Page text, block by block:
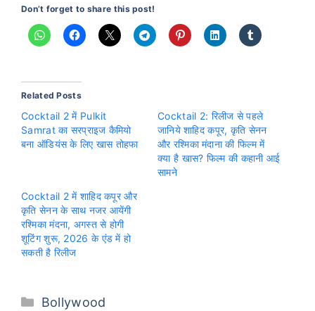
Don’t forget to share this post!
Related Posts
Cocktail 2 में Pulkit
Samrat का सरप्राइज कैमियो
बना ऑडियंस के लिए खास तोहफा
Cocktail 2: रिलीज से पहले
जानिये शाहिद कपूर, कृति सेनन
और रश्मिका मंदाना की फिल्म में
क्या है खास? फिल्म की कहानी आई
सामने
Cocktail 2 में शाहिद कपूर और
कृति सेनन के साथ नजर आयेंगी
रश्मिका मंदना, अगस्त से होगी
शूटिंग शुरू, 2026 के एंड में हो
सकती है रिलीज
Categories
Bollywood